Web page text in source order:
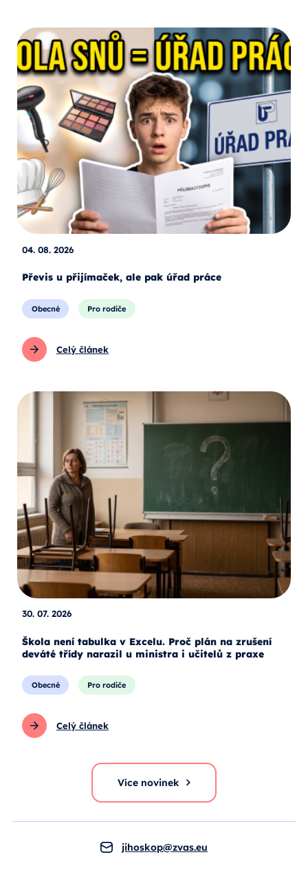
04. 08. 2026
Převis u přijímaček, ale pak úřad práce
Obecné Pro rodiče
Celý článek
30. 07. 2026
Škola není tabulka v Excelu. Proč plán na zrušení
deváté třídy narazil u ministra i učitelů z praxe
Obecné Pro rodiče
Celý článek
Více novinek
jihoskop@zvas.eu